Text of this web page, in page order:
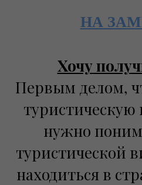
НА
Хочу
Первым делом,
туристическую
нужно
туристической
находиться в